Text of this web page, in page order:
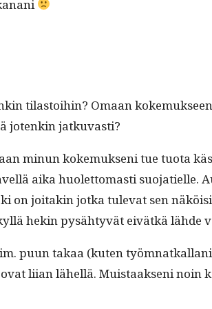
tilas­toi­hin? Omaan
jotenkin jatkuvasti?
min­un koke­muk­seni tue tuo­ta
aika huo­let­tomasti suo­jatielle.
on joitakin jot­ka tule­vat sen
hekin pysähtyvät eivätkä lähde
puun takaa (kuten
liian lähel­lä. Muis­taak­seni